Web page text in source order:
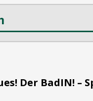
Der BadIN! –